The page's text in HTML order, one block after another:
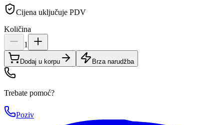
Cijena uključuje PDV
Količina
1
Dodaj u korpu Brza narudžba
Trebate pomoć?
Poziv